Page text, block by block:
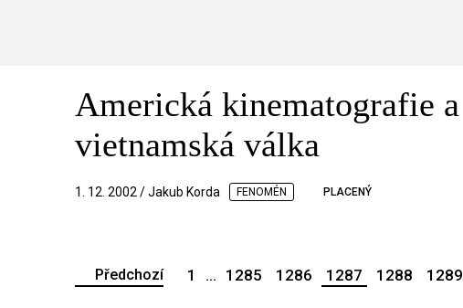
Americká kinematografie a
vietnamská válka
1. 12. 2002 / Jakub Korda FENOMÉN PLACENÝ
Předchozí 1 ... 1285 1286 1287 1288 1289